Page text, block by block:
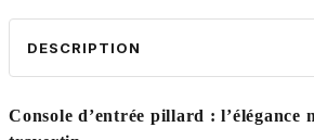
DESCRIPTION
Console d’entrée pillard : l’élégance